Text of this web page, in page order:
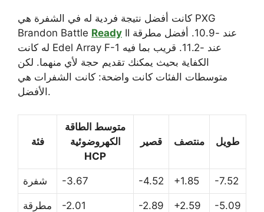
كانت أفضل نتيجة فردية له في الشفرة هي PXG
Brandon Battle Ready II عند -10.9. أفضل مطرقة
له كانت Edel Array F-1 عند -11.2. قريب بما فيه
الكفاية بحيث يمكنك تقديم حجة لأي منهما. لكن
متوسطات الفئات كانت واضحة: كانت الشفرات هي
الأفضل.
فئة
متوسط ​​الطاقة
الكهروضوئية
HCP
قصير منتصف طويل
شفرة -3.67 -4.52 +1.85 -7.52
مطرقة -2.01 -2.89 +2.59 -5.09